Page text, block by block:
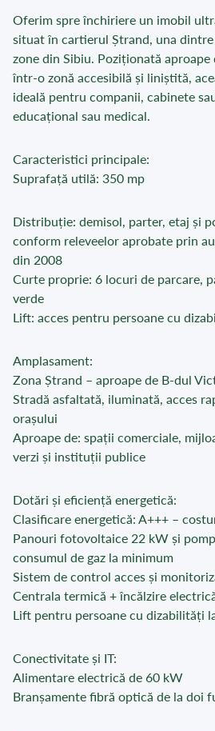
Oferim spre închiriere un imobil
situat în cartierul Ștrand, una
zone din Sibiu. Poziționată
într-o zonă accesibilă și liniștită,
ideală pentru companii, cabinete
educațional sau medical.
Caracteristici principale:
Suprafață utilă: 350 mp
Distribuție: demisol, parter, etaj și
conform releveelor aprobate prin
din 2008
Curte proprie: 6 locuri de parcare,
verde
Lift: acces pentru persoane cu
Amplasament:
Zona Ștrand – aproape de B-dul
Stradă asfaltată, iluminată, acces
orașului
Aproape de: spații comerciale,
verzi și instituții publice
Dotări și eficiență energetică:
Clasificare energetică: A+++ –
Panouri fotovoltaice 22 kW și
consumul de gaz la minimum
Sistem de control acces și
Centrala termică + încălzire
Lift pentru persoane cu dizabilități
Conectivitate și IT:
Alimentare electrică de 60 kW
Branșamente fibră optică de la doi